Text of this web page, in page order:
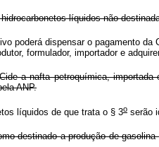
líquidos não
poderá dispensar o pagamento
formulador, importador e
a nafta petroquímica, importada
ANP.
líquidos de que trata o § 3o serão
destinado a produção de